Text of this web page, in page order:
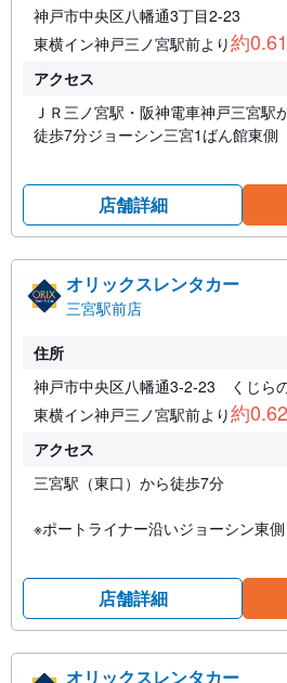
神戸市中央区八幡通3丁目2-23
東横イン神戸三ノ宮駅前より約
アクセス
ＪＲ三ノ宮駅・阪神電車神戸三宮駅
徒歩7分ジョーシン三宮1ばん館東側
店舗詳細
オリックスレンタカー
三宮駅前店
住所
神戸市中央区八幡通3-2-23 くじら
東横イン神戸三ノ宮駅前より約
アクセス
三宮駅（東口）から徒歩7分
※ポートライナー沿いジョーシン東側
店舗詳細
オリックスレンタカー